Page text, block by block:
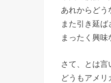
あれからどう
また引き延ば
まったく興味
さて、とは言
どうもアメリ